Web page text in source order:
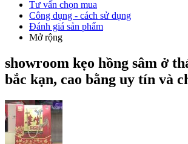
Tư vấn chọn mua
Công dụng - cách sử dụng
Đánh giá sản phẩm
Mở rộng
showroom kẹo hồng sâm ở
bắc kạn, cao bằng uy tín và